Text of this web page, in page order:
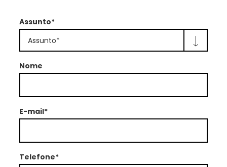
Assunto*
Assunto*
Nome
E-mail*
Telefone*